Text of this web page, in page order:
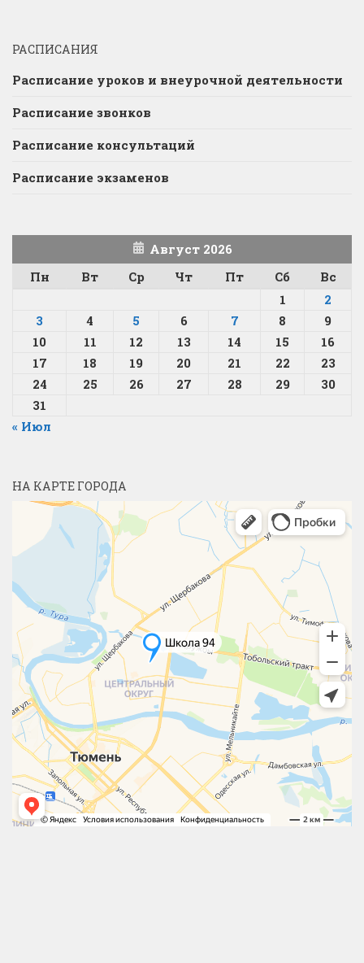
РАСПИСАНИЯ
Расписание уроков и внеурочной деятельности
Расписание звонков
Расписание консультаций
Расписание экзаменов
Август 2026
Пн
Вт Ср Чт Пт Сб
Вс
1
2
3
4 5 6 7 8
9
10
11 12 13 14 15
16
17
18 19 20 21 22
23
24
25 26 27 28 29
30
31
« Июл
НА КАРТЕ ГОРОДА